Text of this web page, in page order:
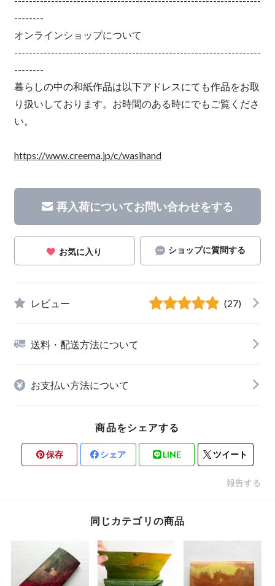
--------
オンラインショップについて
-------------------------------------------------------------------
--------
暮らしの中の和紙作品は以下アドレスにても作品をお取
り扱いしております。お時間のある時にでもご覧くださ
い。
https://www.creema.jp/c/wasihand
再入荷についてお問い合わせをする
お気に入り ショップに質問する
レビュー (27)
送料・配送方法について
お支払い方法について
商品をシェアする
保存 シェア LINE ツイート
報告する
同じカテゴリの商品